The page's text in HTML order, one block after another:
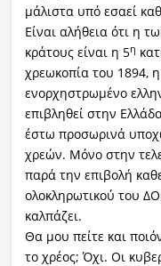
μάλιστα υπό εσαεί
Είναι αλήθεια ότι η
κράτους είναι η 5η
χρεωκοπία του 1894,
ενορχηστρωμένο
επιβληθεί στην
έστω προσωρινά
χρεών. Μόνο στην
παρά την επιβολή
ολοκληρωτικού του
καλπάζει.
Θα μου πείτε και
το χρέος; Όχι. Οι